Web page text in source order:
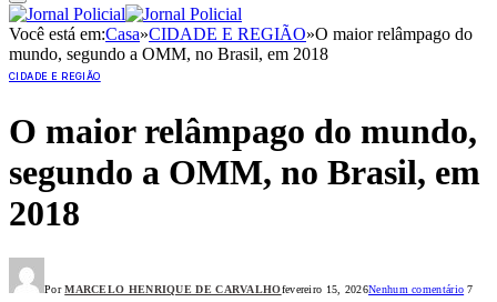
Você está em:Casa»CIDADE E REGIÃO»O maior relâmpago do
mundo, segundo a OMM, no Brasil, em 2018
CIDADE E REGIÃO
O maior relâmpago do mundo,
segundo a OMM, no Brasil, em
2018
Por MARCELO HENRIQUE DE CARVALHOfevereiro 15, 2026Nenhum comentário 7